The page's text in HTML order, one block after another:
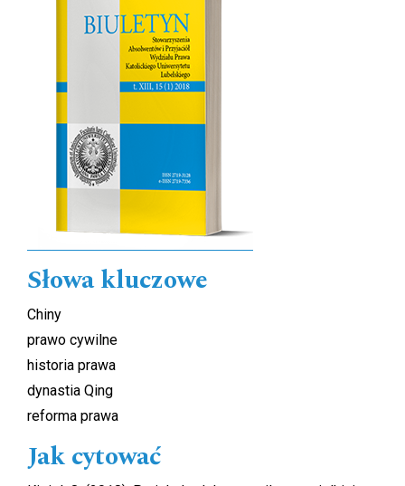
Słowa kluczowe
Chiny
prawo cywilne
historia prawa
dynastia Qing
reforma prawa
Jak cytować